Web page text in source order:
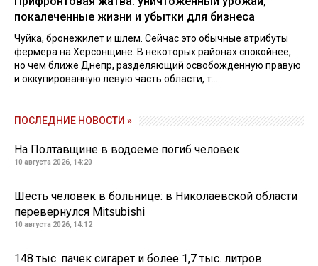
покалеченные жизни и убытки для бизнеса
Чуйка, бронежилет и шлем. Сейчас это обычные атрибуты
фермера на Херсонщине. В некоторых районах спокойнее,
но чем ближе Днепр, разделяющий освобожденную правую
и оккупированную левую часть области, т...
ПОСЛЕДНИЕ НОВОСТИ »
На Полтавщине в водоеме погиб человек
10 августа 2026, 14:20
Шесть человек в больнице: в Николаевской области
перевернулся Mitsubishi
10 августа 2026, 14:12
148 тыс. пачек сигарет и более 1,7 тыс. литров